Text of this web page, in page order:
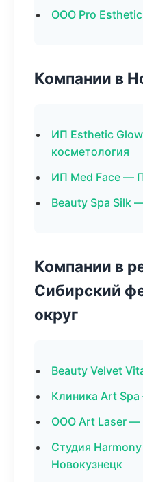
ООО Pro
Компании в
ИП Esthetic
косметология
ИП Med Face —
Beauty Spa Silk
Компании в
Сибирский
округ
Beauty Velvet
Клиника Art
ООО Art Laser —
Студия
Новокузнецк